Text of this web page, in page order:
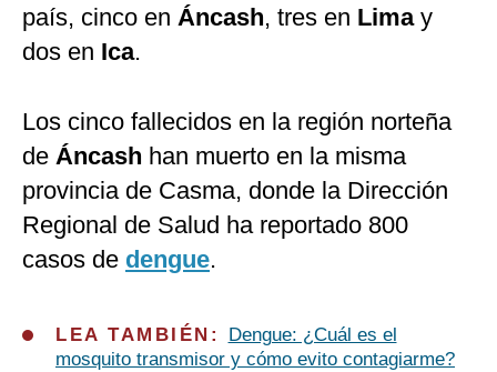
país, cinco en Áncash, tres en Limay
dos en Ica.
Los cinco fallecidos en la región norteña
de Áncash han muerto en la misma
provincia de Casma, donde la Dirección
Regional de Salud ha reportado 800
casos de dengue.
LEA TAMBIÉN:
Dengue: ¿Cuál es el
mosquito transmisor y cómo evito contagiarme?